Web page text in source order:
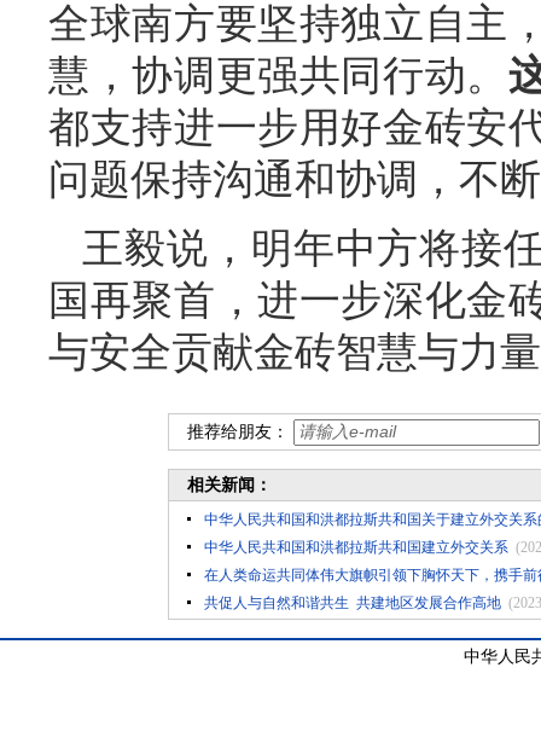
全球南方要坚持独立自主
慧，协调更强共同行动。
都支持进一步用好金砖安
问题保持沟通和协调，不
王毅说，明年中方将接
国再聚首，进一步深化金
与安全贡献金砖智慧与力
推荐给朋友：
相关新闻：
中华人民共和国和洪都拉斯共和国关于建立外交关
中华人民共和国和洪都拉斯共和国建立外交关系
在人类命运共同体伟大旗帜引领下胸怀天下，携手前
共促人与自然和谐共生 ​共建地区发展合作高地
中华人民